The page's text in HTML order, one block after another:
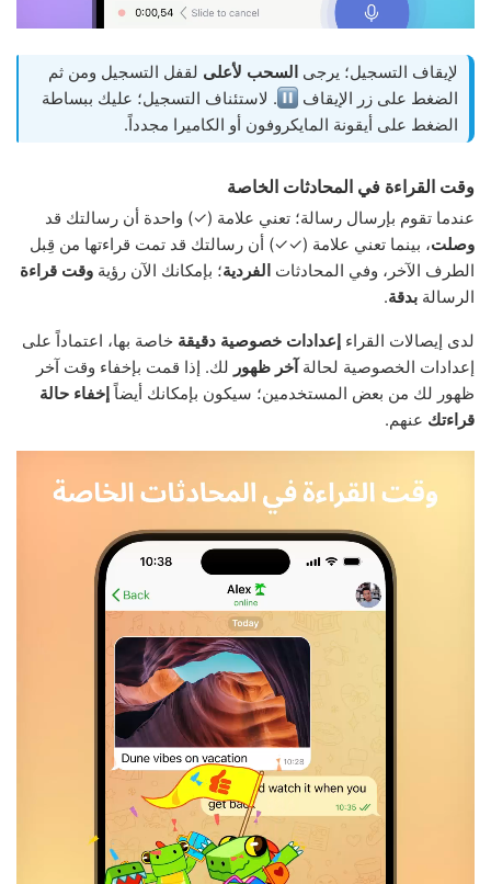
لإيقاف التسجيل؛ يرجى السحب لأعلى لقفل التسجيل ومن ثم
الضغط على زر الإيقاف
. لاستئناف التسجيل؛ عليك ببساطة
الضغط على أيقونة المايكروفون أو الكاميرا مجدداً.
وقت القراءة في المحادثات الخاصة
عندما تقوم بإرسال رسالة؛ تعني علامة (✓) واحدة أن رسالتك قد
وصلت، بينما تعني علامة (✓✓) أن رسالتك قد تمت قراءتها من قِبل
الطرف الآخر، وفي المحادثات الفردية؛ بإمكانك الآن رؤية وقت قراءة
الرسالة بدقة.
لدى إيصالات القراء إعدادات خصوصية دقيقة خاصة بها، اعتماداً على
إعدادات الخصوصية لحالةآخر ظهور لك. إذا قمت بإخفاء وقت آخر
ظهور لك من بعض المستخدمين؛ سيكون بإمكانك أيضاًإخفاء حالة
قراءتك عنهم.